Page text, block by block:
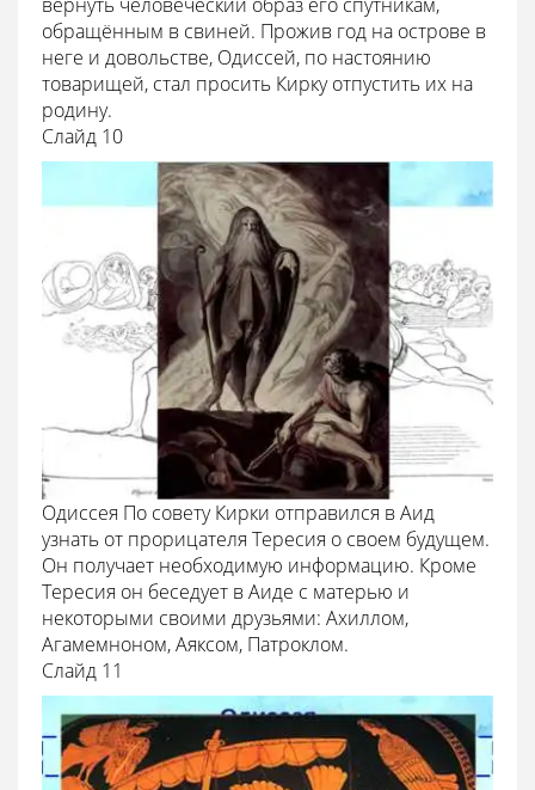
обращённым в свиней. Прожив год на острове в
неге и довольстве, Одиссей, по настоянию
товарищей, стал просить Кирку отпустить их на
родину.
Cлайд 10
Одиссея По совету Кирки отправился в Аид
узнать от прорицателя Тересия о своем будущем.
Он получает необходимую информацию. Кроме
Тересия он беседует в Аиде с матерью и
некоторыми своими друзьями: Ахиллом,
Агамемноном, Аяксом, Патроклом.
Cлайд 11